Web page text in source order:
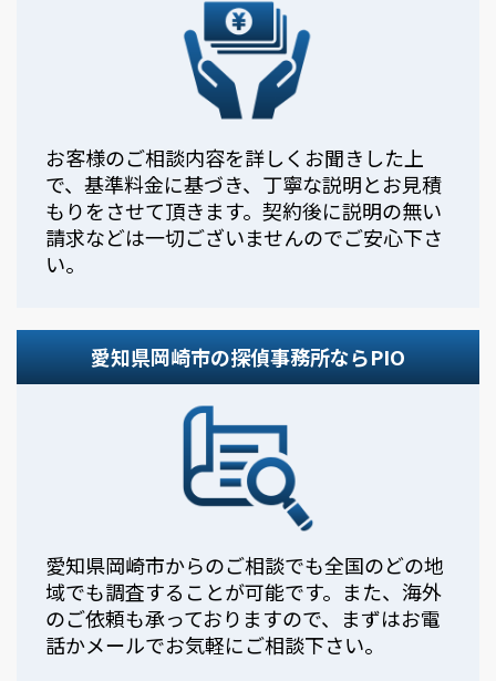
お客様のご相談内容を詳しくお聞きした上
で、基準料金に基づき、丁寧な説明とお見積
もりをさせて頂きます。契約後に説明の無い
請求などは一切ございませんのでご安心下さ
い。
愛知県岡崎市の探偵事務所ならPIO
愛知県岡崎市からのご相談でも全国のどの地
域でも調査することが可能です。また、海外
のご依頼も承っておりますので、まずはお電
話かメールでお気軽にご相談下さい。